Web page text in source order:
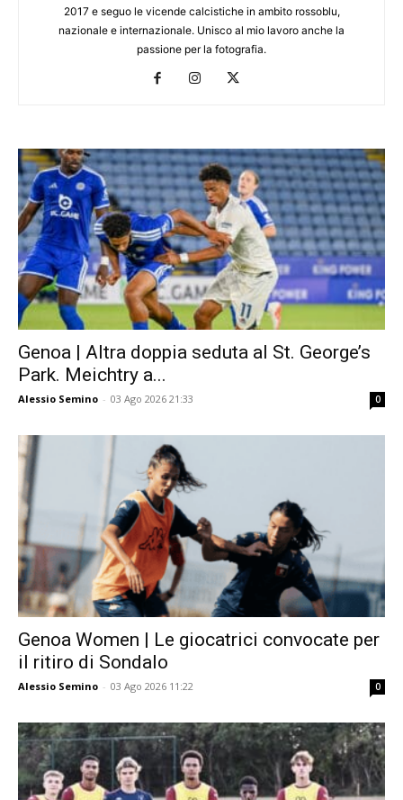
2017 e seguo le vicende calcistiche in ambito rossoblu,
nazionale e internazionale. Unisco al mio lavoro anche la
passione per la fotografia.
Genoa | Altra doppia seduta al St. George’s
Park. Meichtry a...
Alessio Semino - 03 Ago 2026 21:33 0
Genoa Women | Le giocatrici convocate per
il ritiro di Sondalo
Alessio Semino - 03 Ago 2026 11:22 0